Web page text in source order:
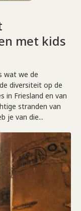
met kids
wat we de
diversiteit op de
in Friesland en van
stranden van
je van die...